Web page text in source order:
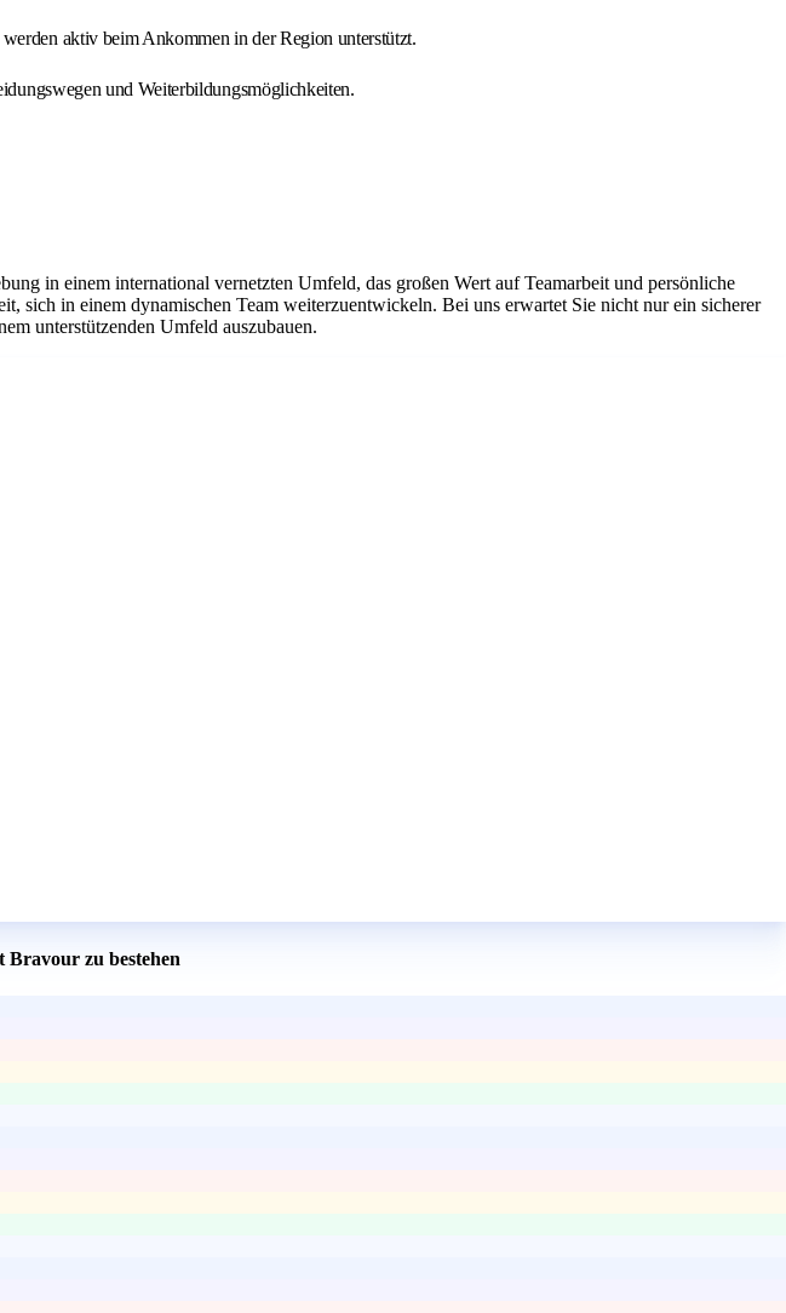
aktiv beim Ankommen in der Region unterstützt.
und Weiterbildungsmöglichkeiten.
in einem international vernetzten Umfeld, das großen Wert auf Teamarbeit und persönliche
in einem dynamischen Team weiterzuentwickeln. Bei uns erwartet Sie nicht nur ein sicherer
unterstützenden Umfeld auszubauen.
Bravour zu bestehen